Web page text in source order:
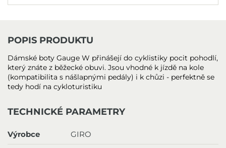
POPIS PRODUKTU
Dámské boty Gauge W přinášejí do cyklistiky pocit pohodlí,
který znáte z běžecké obuvi. Jsou vhodné k jízdě na kole
(kompatibilita s nášlapnými pedály) i k chůzi - perfektně se
tedy hodí na cykloturistiku
TECHNICKÉ PARAMETRY
Výrobce GIRO